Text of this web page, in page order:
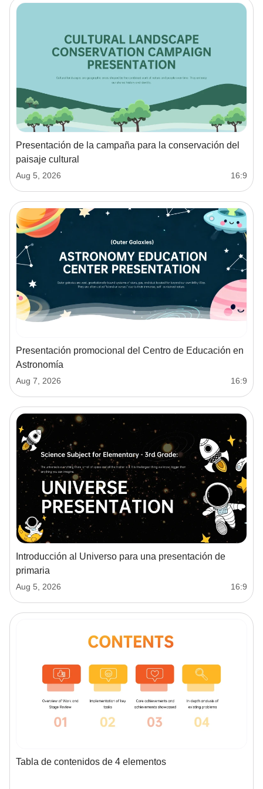
Presentación de la campaña para la conservación del
paisaje cultural
Aug 5, 2026 16:9
Presentación promocional del Centro de Educación en
Astronomía
Aug 7, 2026 16:9
Introducción al Universo para una presentación de
primaria
Aug 5, 2026 16:9
Tabla de contenidos de 4 elementos